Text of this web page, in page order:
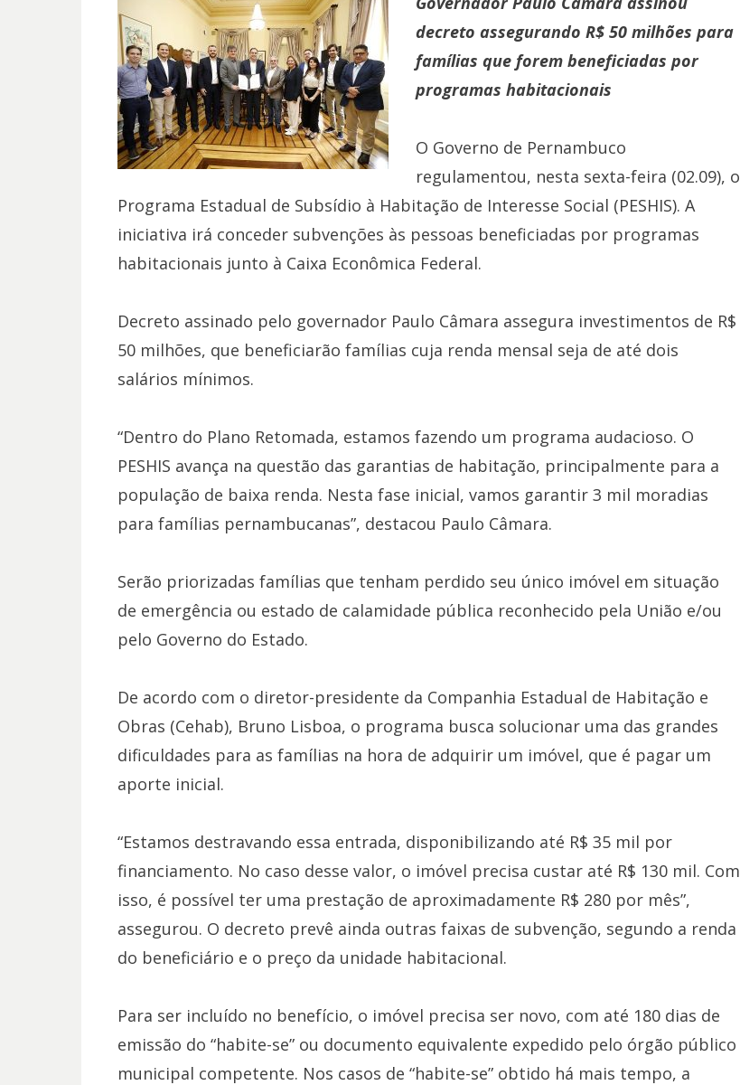
decreto assegurando R$ 50 milhões para
famílias que forem beneficiadas por
programas habitacionais
O Governo de Pernambuco
regulamentou, nesta sexta-feira (02.09), o
Programa Estadual de Subsídio à Habitação de Interesse Social (PESHIS). A
iniciativa irá conceder subvenções às pessoas beneficiadas por programas
habitacionais junto à Caixa Econômica Federal.
Decreto assinado pelo governador Paulo Câmara assegura investimentos de R$
50 milhões, que beneficiarão famílias cuja renda mensal seja de até dois
salários mínimos.
“Dentro do Plano Retomada, estamos fazendo um programa audacioso. O
PESHIS avança na questão das garantias de habitação, principalmente para a
população de baixa renda. Nesta fase inicial, vamos garantir 3 mil moradias
para famílias pernambucanas”, destacou Paulo Câmara.
Serão priorizadas famílias que tenham perdido seu único imóvel em situação
de emergência ou estado de calamidade pública reconhecido pela União e/ou
pelo Governo do Estado.
De acordo com o diretor-presidente da Companhia Estadual de Habitação e
Obras (Cehab), Bruno Lisboa, o programa busca solucionar uma das grandes
dificuldades para as famílias na hora de adquirir um imóvel, que é pagar um
aporte inicial.
“Estamos destravando essa entrada, disponibilizando até R$ 35 mil por
financiamento. No caso desse valor, o imóvel precisa custar até R$ 130 mil. Com
isso, é possível ter uma prestação de aproximadamente R$ 280 por mês”,
assegurou. O decreto prevê ainda outras faixas de subvenção, segundo a renda
do beneficiário e o preço da unidade habitacional.
Para ser incluído no benefício, o imóvel precisa ser novo, com até 180 dias de
emissão do “habite-se” ou documento equivalente expedido pelo órgão público
municipal competente. Nos casos de “habite-se” obtido há mais tempo, a